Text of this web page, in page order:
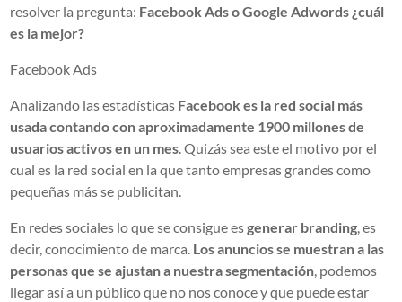
resolver la pregunta: Facebook Ads o Google Adwords ¿cuál
es la mejor?
Facebook Ads
Analizando las estadísticas Facebook es la red social más
usada contando con aproximadamente 1900 millones de
usuariosactivos en un mes. Quizás sea este el motivo por el
cual es la red social en la que tanto empresas grandes como
pequeñas más se publicitan.
En redes sociales lo que se consigue esgenerar branding, es
decir, conocimiento de marca. Los anuncios se muestran a las
personas que se ajustan a nuestra segmentación, podemos
llegar así a un público que no nos conoce y que puede estar